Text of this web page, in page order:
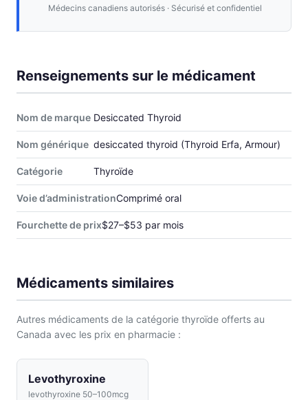
Médecins canadiens autorisés · Sécurisé et confidentiel
Renseignements sur le médicament
Nom de marque Desiccated Thyroid
Nom générique desiccated thyroid (Thyroid Erfa, Armour)
Catégorie Thyroïde
Voie d’administrationComprimé oral
Fourchette de prix$27–$53 par mois
Médicaments similaires
Autres médicaments de la catégorie thyroïde offerts au
Canada avec les prix en pharmacie :
Levothyroxine
levothyroxine 50–100mcg